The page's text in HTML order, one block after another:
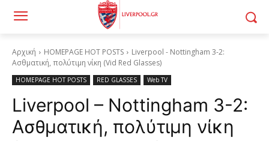
Αρχική HOMEPAGE HOT POSTS
Liverpool - Nottingham 3-2:
Ασθματική, πολύτιμη νίκη (Vid Red Glasses)
HOMEPAGE HOT POSTS RED GLASSES Web TV
Liverpool – Nottingham 3-2:
Ασθματική, πολύτιμη νίκη